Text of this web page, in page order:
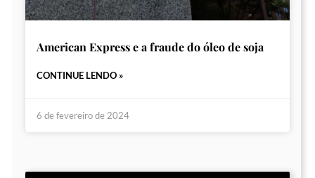
American Express e a fraude do óleo de soja
CONTINUE LENDO »
6 de fevereiro de 2024